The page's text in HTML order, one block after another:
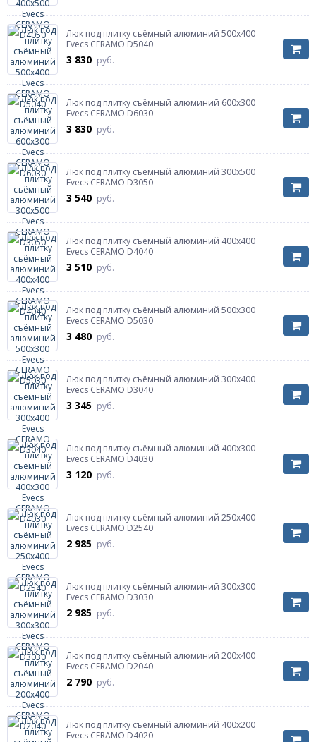
Люк под плитку съёмный алюминий 500х400
Evecs CERAMO D5040
3 830 руб.
Люк под плитку съёмный алюминий 600х300
Evecs CERAMO D6030
3 830 руб.
Люк под плитку съёмный алюминий 300х500
Evecs CERAMO D3050
3 540 руб.
Люк под плитку съёмный алюминий 400х400
Evecs CERAMO D4040
3 510 руб.
Люк под плитку съёмный алюминий 500х300
Evecs CERAMO D5030
3 480 руб.
Люк под плитку съёмный алюминий 300х400
Evecs CERAMO D3040
3 345 руб.
Люк под плитку съёмный алюминий 400х300
Evecs CERAMO D4030
3 120 руб.
Люк под плитку съёмный алюминий 250х400
Evecs CERAMO D2540
2 985 руб.
Люк под плитку съёмный алюминий 300х300
Evecs CERAMO D3030
2 985 руб.
Люк под плитку съёмный алюминий 200х400
Evecs CERAMO D2040
2 790 руб.
Люк под плитку съёмный алюминий 400х200
Evecs CERAMO D4020